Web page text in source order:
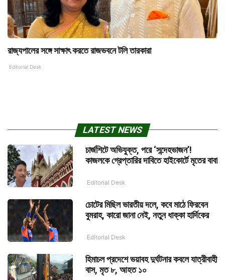
রাজ্যপালের সঙ্গে সাক্ষাৎ করতে রাজভবনে টলি তারকারা
Editorial Desk
LATEST NEWS
চার্জশিটে অভিযুক্ত, পরে ‘সন্দেহভাজন’!
কাজলকে গ্রেপ্তারির দাবিতে হাইকোর্টে মৃতের বাবা
Editorial Desk
চোটের মিছিল ভারতীয় দলে, কবে মাঠে ফিরবেন
বুমরাহ, কারো জানা নেই, নতুন ধাক্কা হার্দিকের
Editorial Desk
হিমাচল প্রদেশে ভয়াবহ দুর্ঘটনার কবলে যাত্রীবাহী
বাস, মৃত ৮, আহত ১০